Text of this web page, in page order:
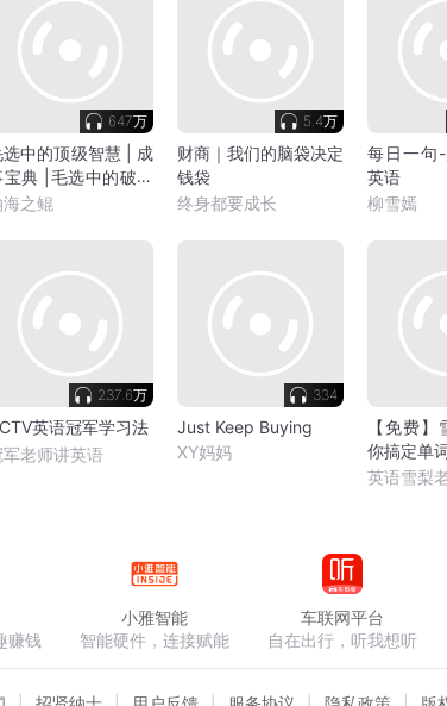
647万
选中的顶级智慧 | 成
宝典 |毛选中的破局
维
海之鲲
5.4万
财商｜我们的脑袋决定
钱袋
终身都要成长
每日一句
英语
柳雪嫣
237.6万
英语冠军学习法
军老师讲英语
334
Just Keep Buying
XY妈妈
【免费
你搞定单
法|英语每
英语雪梨
赚钱
小雅智能
智能硬件，连接赋能
车联网平台
自在出行，听我想听